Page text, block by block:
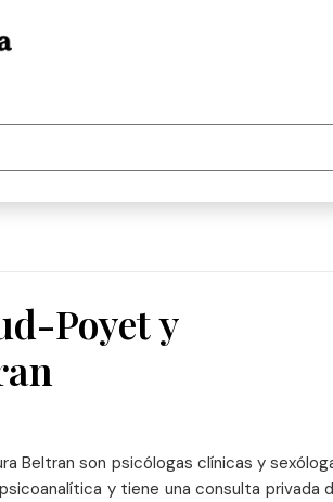
Poyet y
Beltran son psicólogas clínicas y
y tiene una consulta privada